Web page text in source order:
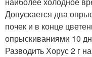
Допускается два
почек и в конце
опрыскиваниями 10
Разводить Хорус 2 г